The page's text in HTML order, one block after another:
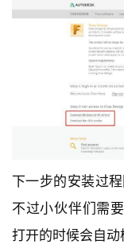
下一步的安装过
不过小伙伴们需
打开的时候会自